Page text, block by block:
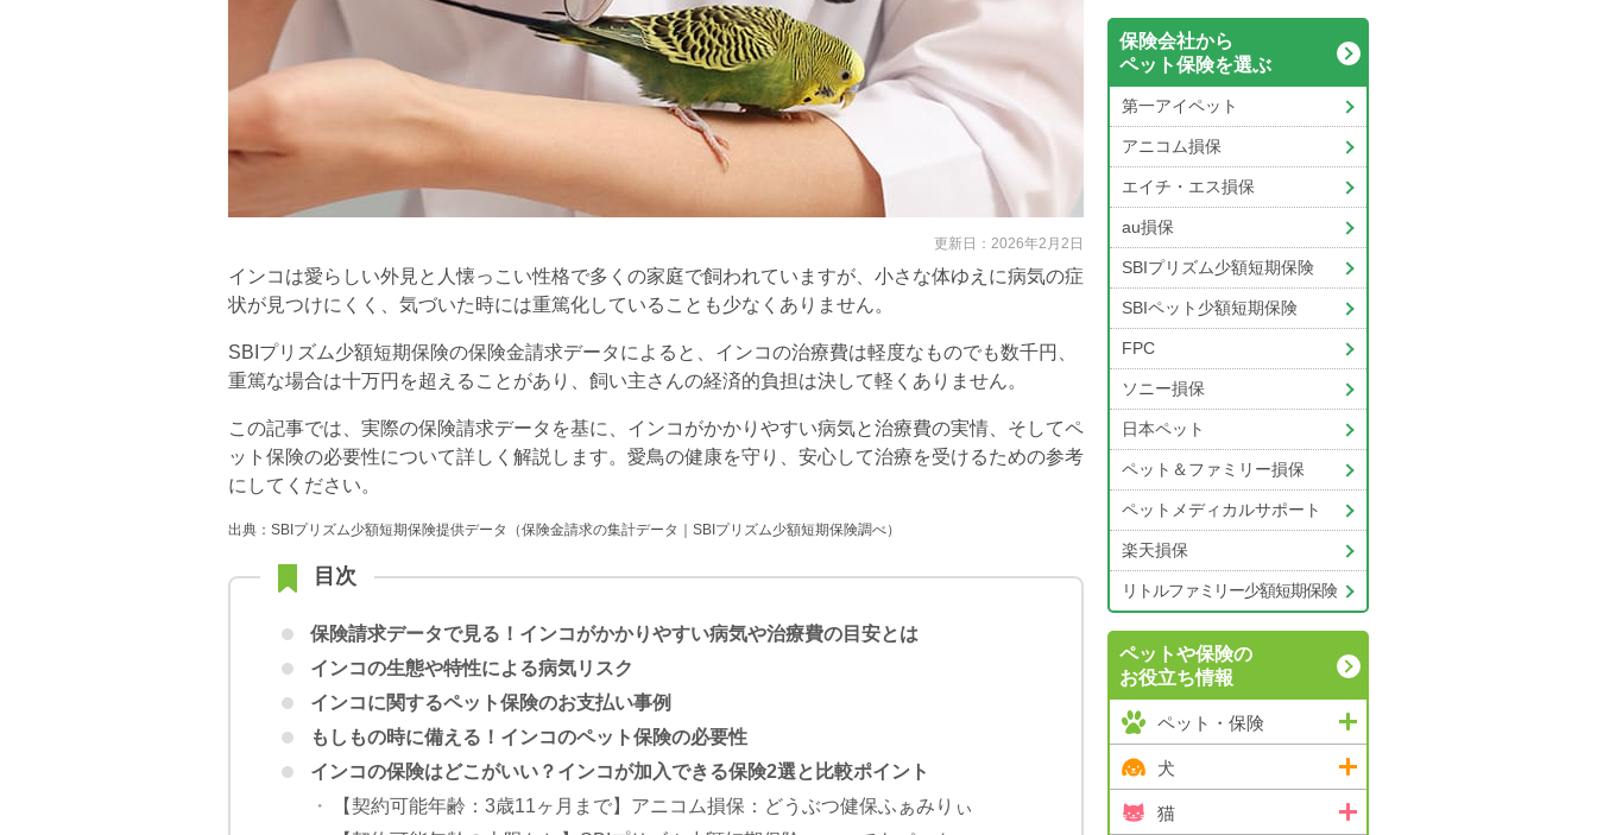
更新日： 2026年2月2日
インコは愛らしい外見と人懐っこい性格で多くの家庭で飼われていますが、小さな体ゆえに病気の症
状が見つけにくく、気づいた時には重篤化していることも少なくありません。
SBIプリズム少額短期保険の保険金請求データによると、インコの治療費は軽度なものでも数千円、
重篤な場合は十万円を超えることがあり、飼い主さんの経済的負担は決して軽くありません。
この記事では、実際の保険請求データを基に、インコがかかりやすい病気と治療費の実情、そしてペ
ット保険の必要性について詳しく解説します。愛鳥の健康を守り、安心して治療を受けるための参考
にしてください。
出典：SBIプリズム少額短期保険提供データ（保険金請求の集計データ｜SBIプリズム少額短期保険調べ）
目次
保険請求データで見る！インコがかかりやすい病気や治療費の目安とは
インコの生態や特性による病気リスク
インコに関するペット保険のお支払い事例
もしもの時に備える！ インコのペット保険の必要性
インコの保険はどこがいい？ インコが加入できる保険2選と比較ポイント
【契約可能年齢：3歳11ヶ月まで】 アニコム損保：どうぶつ健保ふぁみりぃ
保険会社から
ペット保険を選ぶ
第一アイペット
アニコム損保
エイチ・エス損保
au損保
SBIプリズム少額短期保険
SBIペット少額短期保険
FPC
ソニー損保
日本ペット
ペット＆ファミリー損保
ペットメディカルサポート
楽天損保
リトルファミリー少額短期保険
ペットや保険の
お役立ち情報
ペット・保険
犬
猫